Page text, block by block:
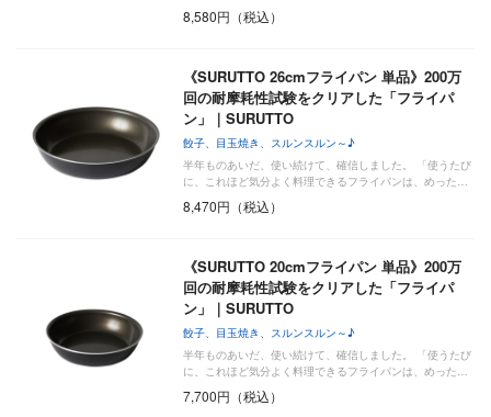
8,580円（税込）
《SURUTTO 26cmフライパン 単品》200万
回の耐摩耗性試験をクリアした「フライパ
ン」｜SURUTTO
餃子、目玉焼き、スルンスルン～♪
半年ものあいだ、使い続けて、確信しました。 「使うたび
に、これほど気分よく料理できるフライパンは、めった…
8,470円（税込）
《SURUTTO 20cmフライパン 単品》200万
回の耐摩耗性試験をクリアした「フライパ
ン」｜SURUTTO
餃子、目玉焼き、スルンスルン～♪
半年ものあいだ、使い続けて、確信しました。 「使うたび
に、これほど気分よく料理できるフライパンは、めった…
7,700円（税込）